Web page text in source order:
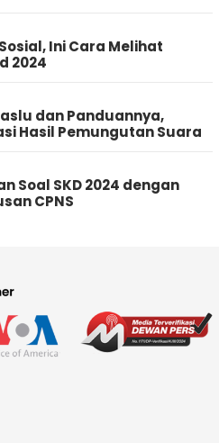
Ini Cara Melihat
2024
dan Panduannya,
Hasil Pemungutan Suara
Soal SKD 2024 dengan
CPNS